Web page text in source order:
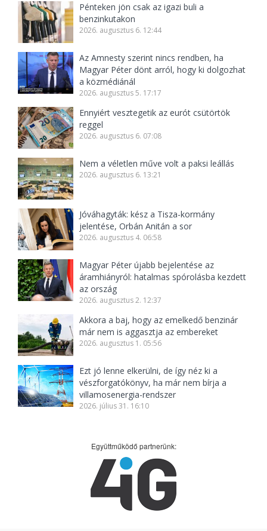
Pénteken jön csak az igazi buli a
benzinkutakon
2026. augusztus 6. 12:44
Az Amnesty szerint nincs rendben, ha
Magyar Péter dönt arról, hogy ki dolgozhat
a közmédiánál
2026. augusztus 5. 17:17
Ennyiért vesztegetik az eurót csütörtök
reggel
2026. augusztus 6. 07:08
Nem a véletlen műve volt a paksi leállás
2026. augusztus 6. 13:21
Jóváhagyták: kész a Tisza-kormány
jelentése, Orbán Anitán a sor
2026. augusztus 4. 06:58
Magyar Péter újabb bejelentése az
áramhiányról: hatalmas spórolásba kezdett
az ország
2026. augusztus 2. 12:37
Akkora a baj, hogy az emelkedő benzinár
már nem is aggasztja az embereket
2026. augusztus 1. 05:56
Ezt jó lenne elkerülni, de így néz ki a
vészforgatókönyv, ha már nem bírja a
villamosenergia-rendszer
2026. július 31. 16:10
Együttműködő partnerünk: